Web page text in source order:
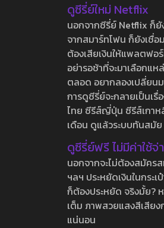
ดูซีรี่ย์ใหม่ Netflix
นอกจากซีรี่ย์ Netflix ก็ยั
จากสมาร์ทโฟน ก็ยังเชื่
ต้องเสียเงินให้แพลตฟอ
อย่ารอช้าที่จะมาเลือกแ
ตลอด อยากลองเปลี่ยน
การดูซีรี่ย์จะกลายเป็นเ
ไทย ซีรีส์ญี่ปุ่น ซีรีส์เกาห
เดือน ดูแล้วระบบทันสมั
ดูซีรี่ย์ฟรี ไม่มีค่าใช้จ่
นอกจากจะไม่ต้องสมัคร
ฯลฯ ประหยัดเงินในกระ
ก็ต้องประหยัด จริงมั้ย?
เต็ม ภาพสวยแสงสีเสีย
แน่นอน